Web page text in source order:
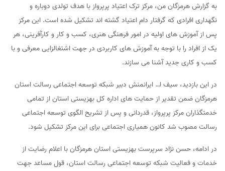
به گزارش هرمزگان من، مرکز ترک اعتیاد پرپرواز با هدف تولدی دوباره و
نگهداری افرادی که گرفتار دام اعتیاد گشته اند تشکیل شده است. این مرکز
پس از آموزش های اولیه در امور فرهنگی هنری، کسب و کار و کارآفرینی، هر
یک از افراد را با توجه به آموزش های کاربردی در جهت اشتغالزایی معرفی و با
کسب و کاری جدید آشنا می سازند.
در این بازدید، سیف ا… ایرانمنش دبیر شبکه توسعه اجتماعی رسالت استان
هرمزگان ضمن تقدیر از حمایت های اداره کل بهزیستی استان از تمامی
خدمتگذاران مرکز پرپرواز، قدردانی و پس از تشریح الگوی توسعه اجتماعی
رسالت مصوب شد کانون همیاری اجتماعی برای این مرکز تشکیل شود.
در ادامه، حسن نژاد سرپرست بهزیستی استان هرمزگان با اعلام رضایت از
خدمات و فعالیت شبکه توسعه اجتماعی رسالت استان، قول مساعد جهت